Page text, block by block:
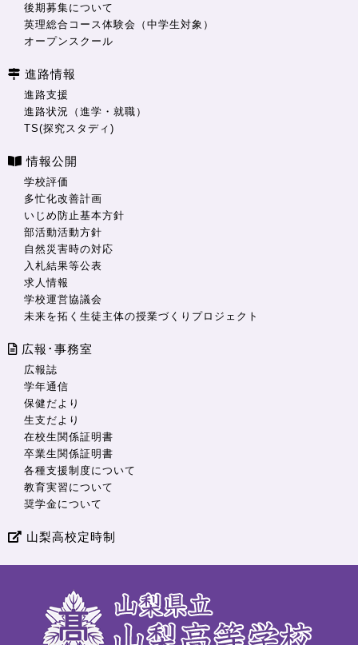
後期募集について
英理総合コース体験会（中学生対象）
オープンスクール
進路情報
進路支援
進路状況（進学・就職）
TS(探究スタディ)
情報公開
学校評価
多忙化改善計画
いじめ防止基本方針
部活動活動方針
自然災害時の対応
入札結果等公表
求人情報
学校運営協議会
未来を拓く生徒主体の授業づくりプロジェクト
広報･事務室
広報誌
学年通信
保健だより
生支だより
在校生関係証明書
卒業生関係証明書
各種支援制度について
教育実習について
奨学金について
山梨高校定時制